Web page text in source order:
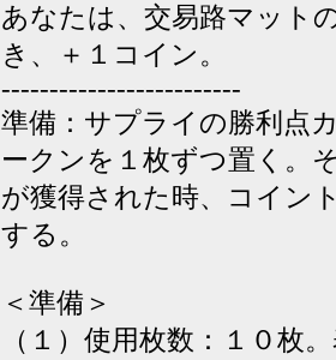
あなたは、交易路マット
き、＋１コイン。
-------------------------
準備：サプライの勝利点
ークンを１枚ずつ置く。
が獲得された時、コイン
する。
＜準備＞
（１）使用枚数：１０枚